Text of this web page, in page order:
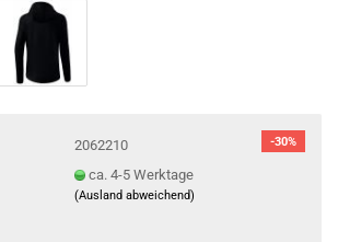
-30%
2062210
ca. 4-5 Werktage
(Ausland abweichend)